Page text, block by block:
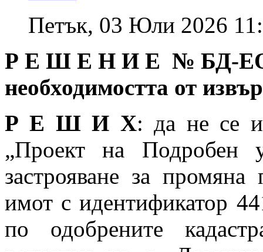
Петък, 03 Юли 2026
Р Е Ш Е Н И Е № БД-
необходимостта от
Р Е Ш И Х: да не се
„Проект на Подробен
застрояване за промяна
имот с идентификатор
по одобрените